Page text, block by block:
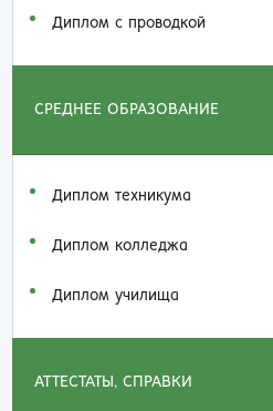
Диплом с проводкой
СРЕДНЕЕ ОБРАЗОВАНИЕ
Диплом техникума
Диплом колледжа
Диплом училища
АТТЕСТАТЫ, СПРАВКИ